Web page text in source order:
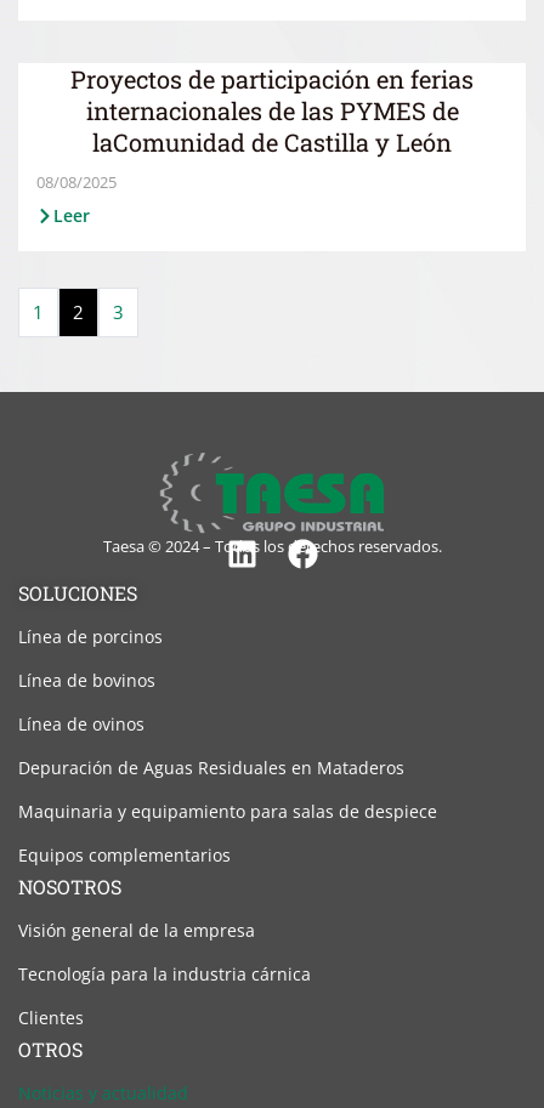
Proyectos de participación en ferias
internacionales de las PYMES de
laComunidad de Castilla y León
08/08/2025
Leer
1 2 3
Taesa © 2024 – Todos los derechos reservados.
SOLUCIONES
Línea de porcinos
Línea de bovinos
Línea de ovinos
Depuración de Aguas Residuales en Mataderos
Maquinaria y equipamiento para salas de despiece
Equipos complementarios
NOSOTROS
Visión general de la empresa
Tecnología para la industria cárnica
Clientes
OTROS
Noticias y actualidad